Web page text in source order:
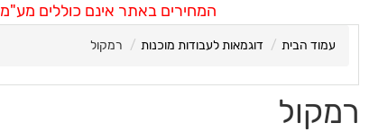
המחירים באתר אינם כוללים מע"מ
עמוד הבית דוגמאות לעבודות מוכנות רמקול
רמקול